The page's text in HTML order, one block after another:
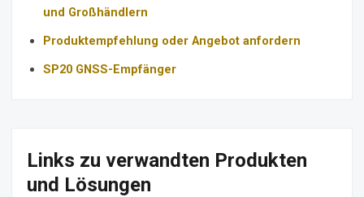
und Großhändlern
Produktempfehlung oder Angebot anfordern
SP20 GNSS-Empfänger
Links zu verwandten Produkten
und Lösungen